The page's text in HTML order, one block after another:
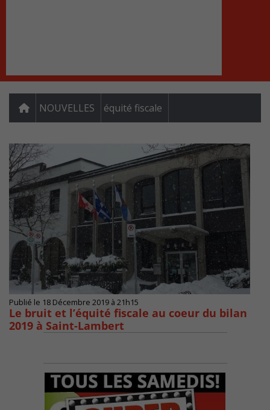
NOUVELLES équité fiscale
Publié le 18 Décembre 2019 à 21h15
Le bruit et l’équité fiscale au coeur du bilan
2019 à Saint-Lambert